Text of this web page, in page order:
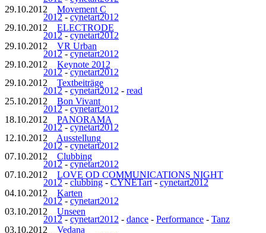
29.10.2012 Movement C
2012-cynetart2012
29.10.2012 ELECTRODE
2012-cynetart2012
29.10.2012 VR Urban
2012-cynetart2012
29.10.2012 Keynote 2012
2012-cynetart2012
29.10.2012 Textbeiträge
2012-cynetart2012 - read
25.10.2012 Bon Vivant
2012-cynetart2012
18.10.2012 PANORAMA
2012-cynetart2012
12.10.2012 Ausstellung
2012-cynetart2012
07.10.2012 Clubbing
2012-cynetart2012
07.10.2012 LOVE OD COMMUNICATIONS NIGHT
2012-clubbing-CYNETart-cynetart2012
04.10.2012 Karten
2012-cynetart2012
03.10.2012 Unseen
2012-cynetart2012 - dance - Performance - Tanz
03.10.2012 Vedana